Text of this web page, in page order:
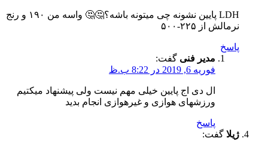
LDH پایین نشونه چی میتونه باشه؟🤔🤔 واسه من ۱۹۰ و رنج
نرمالش از ۲۲۵-۵۰۰
پاسخ
مدیر فنی گفت:
فوریه 6, 2019 در 8:22 ب.ظ
ال دی اج پایین خیلی مهم نیست ولی پیشنهاد میکتیم
ورزشهای هوازی و غیرهوازی انجام بدید
پاسخ
ژیلا گفت: